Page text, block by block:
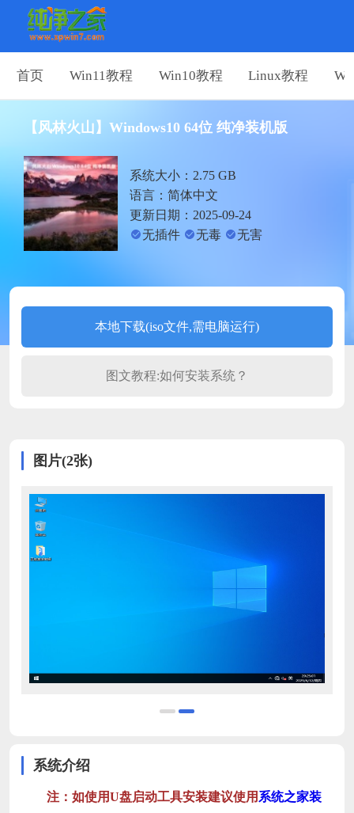
首页 Win11教程 Win10教程 Linux教程
【风林火山】Windows10 64位 纯净装机版
系统大小：2.75 GB
语言：简体中文
更新日期：2025-09-24
无插件
无毒 无害
本地下载(iso文件,需电脑运行)
图文教程:如何安装系统？
图片(2张)
系统介绍
注：如使用U盘启动工具安装建议使用系统之家装